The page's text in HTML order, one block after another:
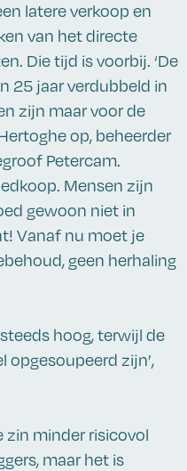
latere verkoop en
van het directe
Die tijd is voorbij. ‘De
25 jaar verdubbeld in
zijn maar voor de
op, beheerder
Petercam.
Mensen zijn
gewoon niet in
Vanaf nu moet je
geen herhaling
hoog, terwijl de
opgesoupeerd zijn’,
zin minder risicovol
maar het is